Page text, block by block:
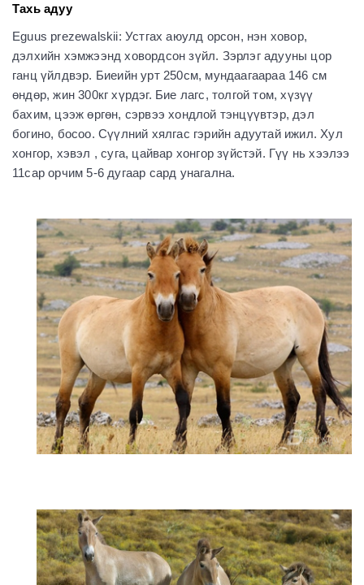
Тахь адуу
Eguus prezewalskii: Устгах аюулд орсон, нэн ховор,
дэлхийн хэмжээнд ховордсон зүйл. Зэрлэг адууны цор
ганц үйлдвэр. Биеийн урт 250см, мундаагаараа 146 см
өндөр, жин 300кг хүрдэг. Бие лагс, толгой том, хүзүү
бахим, цээж өргөн, сэрвээ хондлой тэнцүүвтэр, дэл
богино, босоо. Сүүлний хялгас гэрийн адуутай ижил. Хул
хонгор, хэвэл , суга, цайвар хонгор зүйстэй. Гүү нь хээлээ
11сар орчим 5-6 дугаар сард унагална.